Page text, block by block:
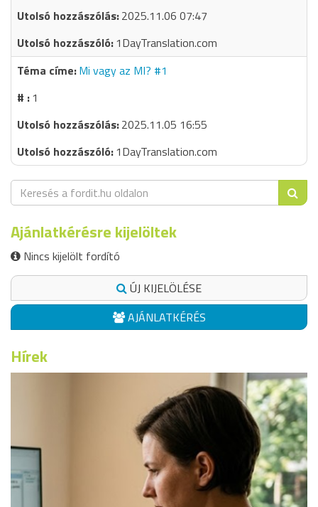
2025.11.06 07:47
1DayTranslation.com
Mi vagy az MI? #1
1
2025.11.05 16:55
1DayTranslation.com
Ajánlatkérésre kijelöltek
Nincs kijelölt fordító
ÚJ KIJELÖLÉSE
AJÁNLATKÉRÉS
Hírek